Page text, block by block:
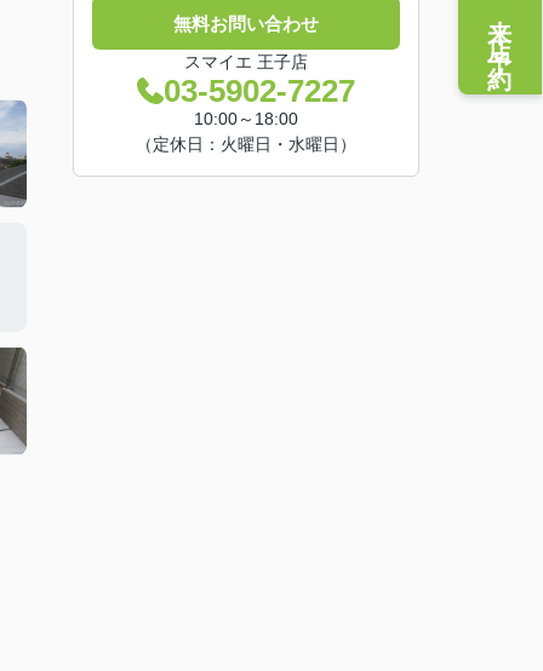
無料お問い合わせ
スマイエ 王子店
03-5902-7227
10:00～18:00
（定休日：火曜日・水曜日）
来店予約